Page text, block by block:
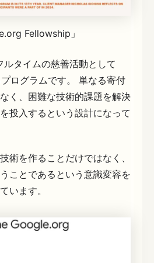
Fellowship」
タイムの慈善活動として
ログラムです。 単なる寄付
く、困難な技術的課題を解決
投入するという設計になって
術を作ることだけではなく、
ことであるという意識変容を
います。